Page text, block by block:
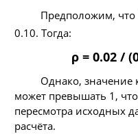
Предположим, что
0.10. Тогда:
ρ = 0.02 /
Однако, значение
может превышать 1,
пересмотра исходных
расчёта.